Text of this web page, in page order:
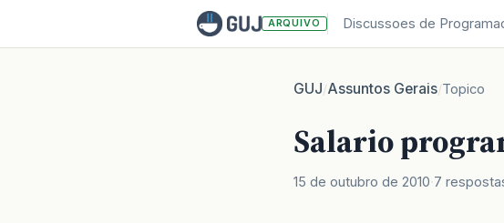
ARQUIVO Discussoes de
GUJ/Assuntos Gerais/Topico
Salario
15 de outubro de 2010 7